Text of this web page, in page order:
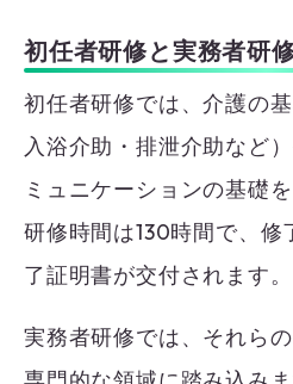
初任者研修と実務者研
初任者研修では、介護の
入浴介助・排泄介助など
ミュニケーションの基礎
研修時間は130時間で、修
了証明書が交付されます。
実務者研修では、それら